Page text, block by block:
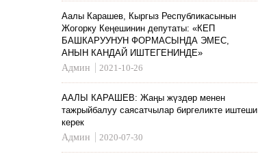
Аалы Карашев, Кыргыз Республикасынын
Жогорку Кеңешинин депутаты: «КЕП
БАШКАРУУНУН ФОРМАСЫНДА ЭМЕС,
АНЫН КАНДАЙ ИШТЕГЕНИНДЕ»
Админ
2021-10-26
ААЛЫ КАРАШЕВ: Жаңы жүздөр менен
тажрыйбалуу саясатчылар биргеликте иштеши
керек
Админ
2020-07-30